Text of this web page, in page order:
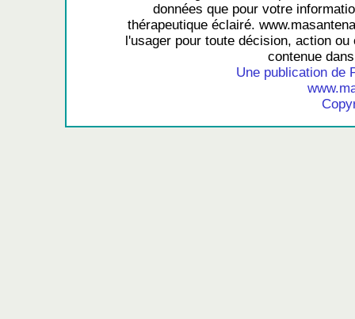
données que pour votre
thérapeutique éclairé.
l'usager pour toute décision, action
contenue
Une publication de